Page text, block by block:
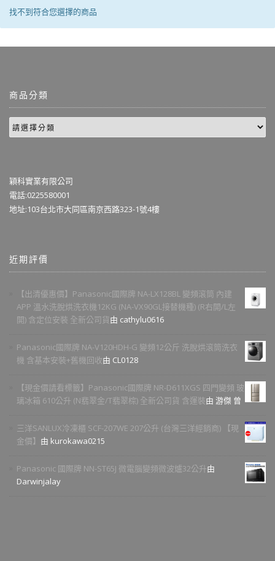
找不到符合您選擇的商品
商品分類
穎科實業有限公司
電話:0225580001
地址:103台北市大同區南京西路323-1號4樓
近期評價
【出清優惠價】Panasonic國際牌 NA-LX128BL 變頻滾筒 內建
APP 溫水洗脫烘洗衣機12KG (NA-VX90GL接替機種) (R右開/L左
開) 含定位安裝 全新公司貨由 cathylu0616
Panasonic國際牌 NA-V120HDH-G 變頻12公斤 洗脫烘滾筒洗衣
機 含基本安裝+舊機回收由 CL0128
【現金價請看標籤】Panasonic國際牌 NR-D611XGS 四門變頻 玻
璃冰箱 610公升 (N翡翠金/T翡翠棕) 全新公司貨 含運裝由 游傑 曾
三洋SANLUX冷凍櫃 SCF-207WE 207公升 (台灣三洋經銷商) 【現
金價】 由 kurokawa0215
Panasonic 國際牌 NN-ST65J 微電腦變頻微波爐32公升由
Darwinjalay